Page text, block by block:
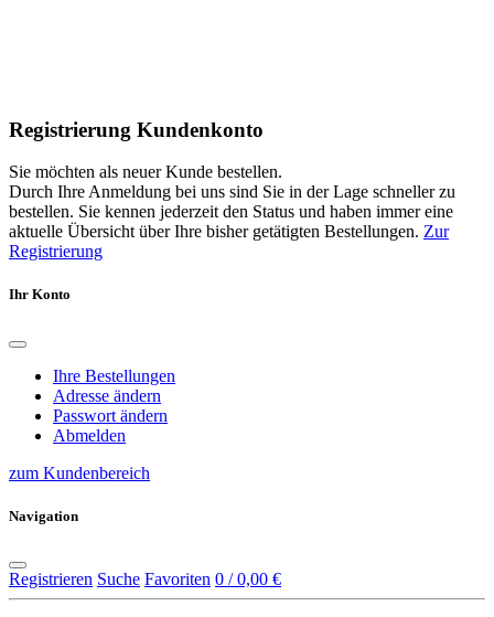
Registrierung Kundenkonto
Sie möchten als neuer Kunde bestellen.
Durch Ihre Anmeldung bei uns sind Sie in der Lage schneller zu
bestellen. Sie kennen jederzeit den Status und haben immer eine
aktuelle Übersicht über Ihre bisher getätigten Bestellungen. Zur
Registrierung
Ihr Konto
Ihre Bestellungen
Adresse ändern
Passwort ändern
Abmelden
zum Kundenbereich
Navigation
Registrieren Suche Favoriten 0 / 0,00 €